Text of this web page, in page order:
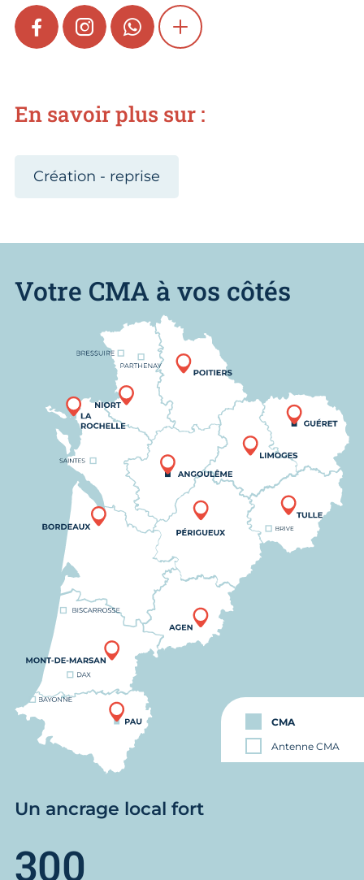
FACEBOOKINSTAGRAMWHATSAPPSHOW MORE
En savoir plus sur :
Création - reprise
Votre CMA à vos côtés
CMA
Antenne CMA
Un ancrage local fort
300